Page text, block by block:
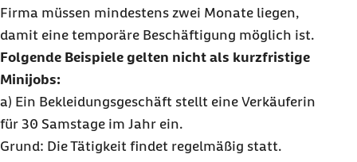
Firma müssen mindestens zwei Monate liegen,
damit eine temporäre Beschäftigung möglich ist.
Folgende Beispiele gelten nicht als kurzfristige
Minijobs:
a) Ein Bekleidungsgeschäft stellt eine Verkäuferin
für 30 Samstage im Jahr ein.
Grund: Die Tätigkeit findet regelmäßig statt.